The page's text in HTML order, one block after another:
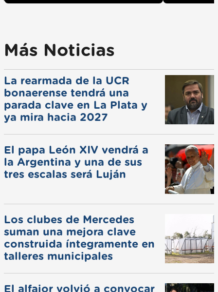
Más Noticias
La rearmada de la UCR
bonaerense tendrá una
parada clave en La Plata y
ya mira hacia 2027
El papa León XIV vendrá a
la Argentina y una de sus
tres escalas será Luján
Los clubes de Mercedes
suman una mejora clave
construida íntegramente en
talleres municipales
El alfajor volvió a convocar